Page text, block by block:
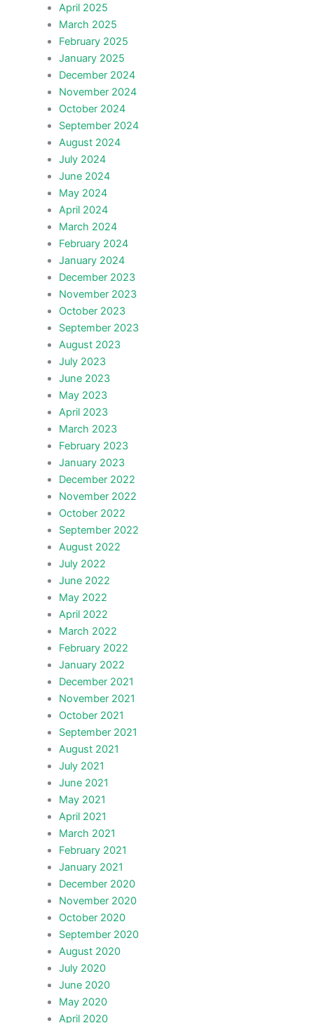
April 2025
March 2025
February 2025
January 2025
December 2024
November 2024
October 2024
September 2024
August 2024
July 2024
June 2024
May 2024
April 2024
March 2024
February 2024
January 2024
December 2023
November 2023
October 2023
September 2023
August 2023
July 2023
June 2023
May 2023
April 2023
March 2023
February 2023
January 2023
December 2022
November 2022
October 2022
September 2022
August 2022
July 2022
June 2022
May 2022
April 2022
March 2022
February 2022
January 2022
December 2021
November 2021
October 2021
September 2021
August 2021
July 2021
June 2021
May 2021
April 2021
March 2021
February 2021
January 2021
December 2020
November 2020
October 2020
September 2020
August 2020
July 2020
June 2020
May 2020
April 2020